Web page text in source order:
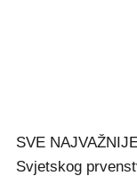
SVE
Svjetskog